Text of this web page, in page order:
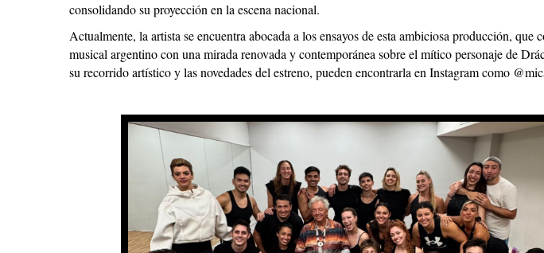
consolidando su proyección en la escena nacional.
Actualmente, la artista se encuentra abocada a los ensayos de esta ambiciosa producción, que
musical argentino con una mirada renovada y contemporánea sobre el mítico personaje de
su recorrido artístico y las novedades del estreno, pueden encontrarla en Instagram como